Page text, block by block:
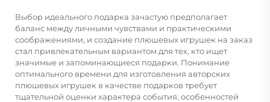
Выбор идеального подарка зачастую предполагает
баланс между личными чувствами и практическими
соображениями, и создание плюшевых игрушек на заказ
стал привлекательным вариантом для тех, кто ищет
значимые и запоминающиеся подарки. Понимание
оптимального времени для изготовления авторских
плюшевых игрушек в качестве подарков требует
тщательной оценки характера события, особенностей